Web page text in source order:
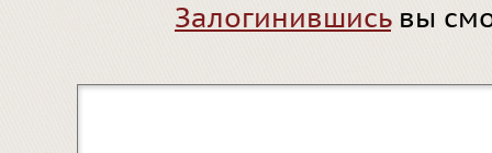
Залогинившисьвы